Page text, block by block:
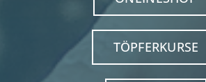
TÖPFERKURSE